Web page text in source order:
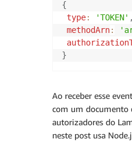
{
type: 'TOKEN' ,
methodArn:
}
Ao receber esse
com um documento
autorizadores do
neste post usa